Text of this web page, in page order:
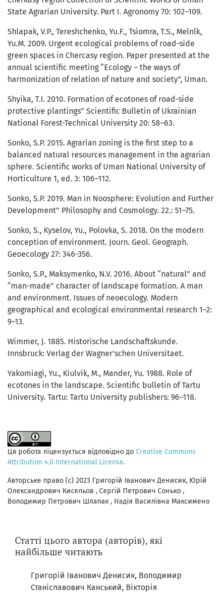
State Agrarian University. Part I. Agronomy 70: 102–109.
Shlapak, V.P., Tereshchenko, Yu.F., Tsiomra, T.S., Melnlk,
Yu.M. 2009. Urgent ecological problems of road-side
green spaces in Chercasy region. Paper presented at the
annual scientific meeting “Ecology – the ways of
harmonization of relation of nature and society”, Uman.
Shyika, T.I. 2010. Formation of ecotones of road-side
protective plantings” Scientific Bulletin of Ukrainian
National Forest-Technical University 20: 58–63.
Sonko, S.P. 2015. Agrarian zoning is the first step to a
balanced natural resources management in the agrarian
sphere. Scientific works of Uman National University of
Horticulture 1, ed. 3: 106–112.
Sonko, S.Р. 2019. Man in Noosphere: Evolution and Further
Development” Philosophy and Cosmology. 22.: 51–75.
Sonko, S., Kyselov, Yu., Polovka, S. 2018. On the modern
conception of environment. Journ. Geol. Geograph.
Geoecology 27: 346-356.
Sonko, S.P., Maksymenko, N.V. 2016. About “natural” and
“man-made” character of landscape formation. A man
and environment. Issues of neoecology. Modern
geographical and ecological environmental research 1–2:
9–13.
Wimmer, J. 1885. Historische Landschaftskunde.
Innsbruck: Verlag der Wagner'schen Universitaet.
Yakomiagi, Yu., Kiulvik, M., Mander, Yu. 1988. Role of
ecotones in the landscape. Scientific bulletin of Tartu
University. Tartu: Tartu University publishers: 96–118.
Ця робота ліцензується відповідно до Creative Commons
Attribution 4.0 International License.
Авторське право (c) 2023 Григорій Іванович Денисик, Юрій
Олександрович Кисельов , Сергій Петрович Сонько ,
Володимир Петрович Шлапак , Надія Василівна Максимено
Статті цього автора (авторів), які
найбільше читають
Григорій Іванович Денисик, Володимир
Станіславович Канський, Вікторія